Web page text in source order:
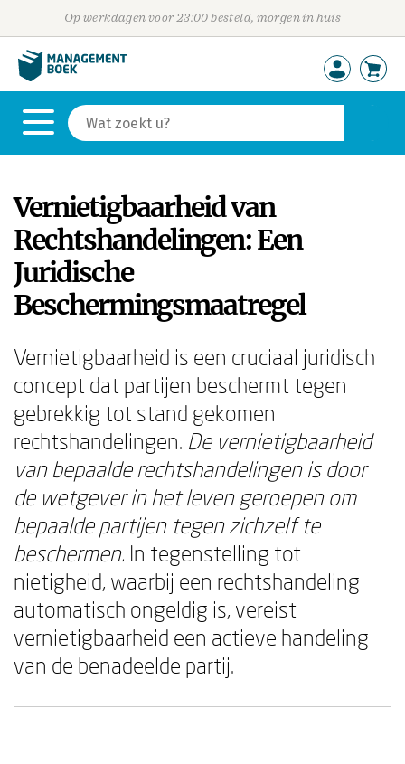
Op werkdagen voor 23:00 besteld, morgen in huis
Vernietigbaarheid van
Rechtshandelingen: Een
Juridische
Beschermingsmaatregel
Vernietigbaarheid is een cruciaal juridisch
concept dat partijen beschermt tegen
gebrekkig tot stand gekomen
rechtshandelingen. De vernietigbaarheid
van bepaalde rechtshandelingen is door
de wetgever in het leven geroepen om
bepaalde partijen tegen zichzelf te
beschermen. In tegenstelling tot
nietigheid, waarbij een rechtshandeling
automatisch ongeldig is, vereist
vernietigbaarheid een actieve handeling
van de benadeelde partij.